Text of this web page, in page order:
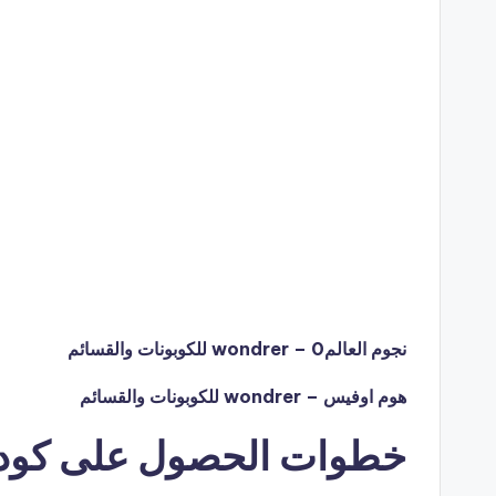
نجوم العالم0 – wondrer للكوبونات والقسائم
هوم اوفيس – wondrer للكوبونات والقسائم
خطوات الحصول على